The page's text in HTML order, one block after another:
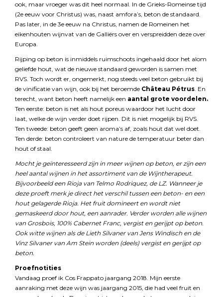
ook, maar vroeger was dit heel normaal. In de Grieks-Romeinse tijd
(2e eeuw voor Christus) was, naast amfora’s, beton de standaard.
Pas later, in de 3e eeuw na Christus, namen de Romeinen het
eikenhouten wijnvat van de Galliërs over en verspreidden deze over
Europa.
Rijping op beton is inmiddels ruimschoots ingehaald door het alom
geliefde hout, wat de nieuwe standaard geworden is samen met
RVS. Toch wordt er, ongemerkt, nog steeds veel beton gebruikt bij
de vinificatie van wijn, ook bij het beroemde Château Pétrus. En
terecht, want beton heeft namelijk een aantal grote voordelen.
Ten eerste: beton is net als hout poreus waardoor het lucht door
laat, welke de wijn verder doet rijpen. Dit is niet mogelijk bij RVS.
Ten tweede: beton geeft geen aroma’s af, zoals hout dat wel doet.
Ten derde: beton controleert van nature de temperatuur beter dan
hout of staal.
Mocht je geïnteresseerd zijn in meer wijnen op beton, er zijn een
heel aantal wijnen in het assortiment van de Wijntherapeut.
Bijvoorbeeld een Rioja van Telmo Rodriquez, de LZ. Wanneer je
deze proeft merk je direct het verschil tussen een beton- en een
hout gelagerde Rioja. Het fruit domineert en wordt niet
gemaskeerd door hout, een aanrader. Verder worden alle wijnen
van Grosbois, 100% Cabernet Franc, vergist en gerijpt op beton.
Ook witte wijnen als de Lieth Silvaner van Jens Windisch en de
Vinz Silvaner van Am Stein worden (deels) vergist en gerijpt op
beton.
Proefnotities
Vandaag proef ik Cos Frappato jaargang 2018. Mijn eerste
aanraking met deze wijn was jaargang 2015, die had veel fruit en